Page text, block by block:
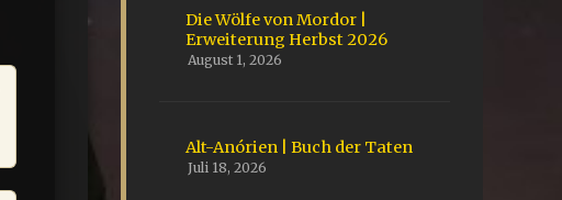
Die Wölfe von Mordor |
Erweiterung Herbst 2026
August 1, 2026
Alt-Anórien | Buch der Taten
Juli 18, 2026